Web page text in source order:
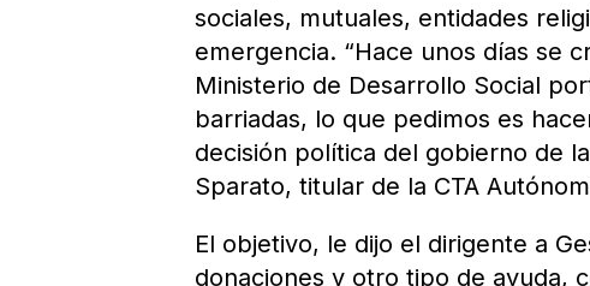
sociales, mutuales, entidades
emergencia. “Hace unos días se
Ministerio de Desarrollo Social
barriadas, lo que pedimos es
decisión política del gobierno de
Sparato, titular de la CTA
El objetivo, le dijo el dirigente a
donaciones y otro tipo de ayuda,